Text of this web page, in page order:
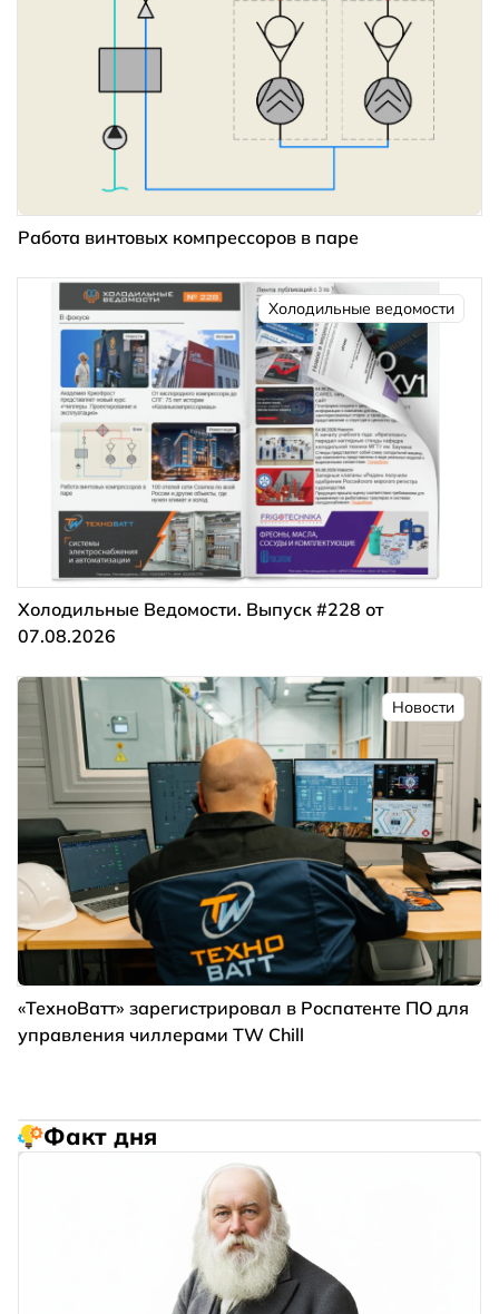
Работа винтовых компрессоров в паре
Холодильные ведомости
Холодильные Ведомости. Выпуск #228 от
07.08.2026
Новости
«ТехноВатт» зарегистрировал в Роспатенте ПО для
управления чиллерами TW Chill
Факт дня